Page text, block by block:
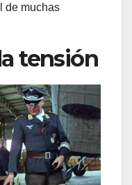
de muchas
tensión